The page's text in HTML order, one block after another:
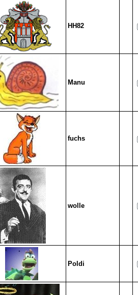
HH82
Manu
fuchs
wolle
Poldi